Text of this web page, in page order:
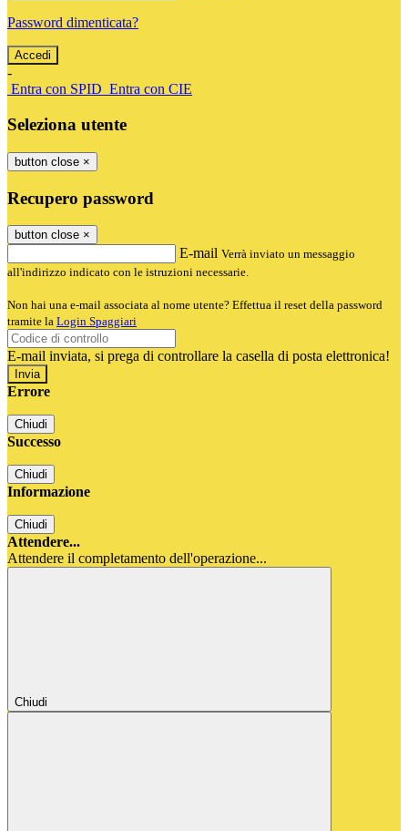
Password dimenticata?
-
Entra con SPID Entra con CIE
Seleziona utente
button close ×
Recupero password
button close ×
E-mail Verrà inviato un messaggio
all'indirizzo indicato con le istruzioni necessarie.
Non hai una e-mail associata al nome utente? Effettua il reset della password
tramite la Login Spaggiari
E-mail inviata, si prega di controllare la casella di posta elettronica!
Errore
Chiudi
Successo
Chiudi
Informazione
Chiudi
Attendere...
Attendere il completamento dell'operazione...
Chiudi